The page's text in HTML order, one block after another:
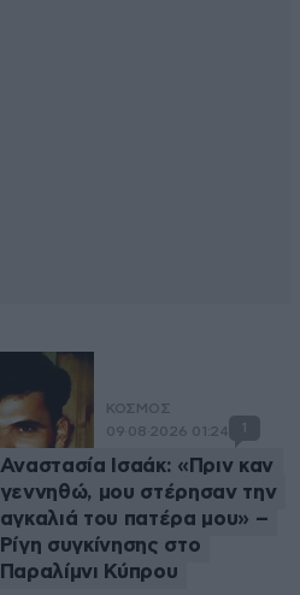
ΚΟΣΜΟΣ
09·08·2026 01:24
1
Αναστασία Ισαάκ: «Πριν καν
γεννηθώ, μου στέρησαν την
αγκαλιά του πατέρα μου» –
Ρίγη συγκίνησης στο
Παραλίμνι Κύπρου